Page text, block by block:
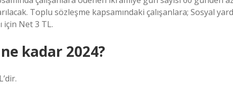
Toplu sözleşme kapsamındaki çalışanlara; Sosyal
için Net 3 TL.
kadar 2024?